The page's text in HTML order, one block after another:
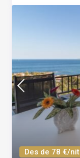
Des de 78 €/nit